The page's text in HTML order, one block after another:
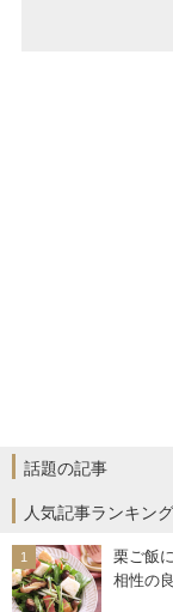
話題の記事
人気記事ランキング
栗ご飯
相性の